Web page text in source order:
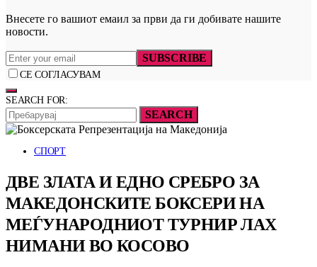
Внесете го вашиот емаил за први да ги добивате нашите
новости.
SUBSCRIBE
СЕ СОГЛАСУВАМ
SEARCH FOR:
SEARCH
СПОРТ
ДВЕ ЗЛАТА И ЕДНО СРЕБРО ЗА
МАКЕДОНСКИТЕ БОКСЕРИ НА
МЕЃУНАРОДНИОТ ТУРНИР ЛАХ
НИМАНИ ВО КОСОВО